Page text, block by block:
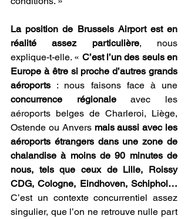
La position de Brussels Airport est en
réalité assez particulière, nous
explique-t-elle. « C’est l’un des seuls en
Europe à être si proche d’autres grands
aéroports
concurrence régionale avec les
aéroports belges de Charleroi, Liège,
Ostende ou Anvers mais aussi avec les
aéroports étrangers dans une zone de
chalandise à moins de 90 minutes de
nous, tels que ceux de Lille, Roissy
CDG, Cologne, Eindhoven, Schiphol…
C’est un contexte concurrentiel assez
singulier, que l’on ne retrouve nulle part